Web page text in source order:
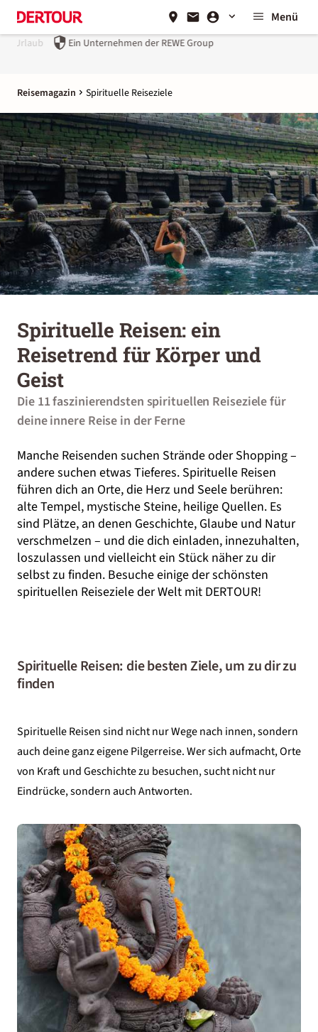
Menü
Ein Unternehmen derREWE Group
Reisemagazin Spirituelle Reiseziele
Spirituelle Reisen: ein
Reisetrend für Körper und
Geist
Die 11 faszinierendsten spirituellen Reiseziele für
deine innere Reise in der Ferne
Manche Reisenden suchen Strände oder Shopping –
andere suchen etwas Tieferes. Spirituelle Reisen
führen dich an Orte, die Herz und Seele berühren:
alte Tempel, mystische Steine, heilige Quellen. Es
sind Plätze, an denen Geschichte, Glaube und Natur
verschmelzen – und die dich einladen, innezuhalten,
loszulassen und vielleicht ein Stück näher zu dir
selbst zu finden. Besuche einige der schönsten
spirituellen Reiseziele der Welt mit DERTOUR!
Spirituelle Reisen: die besten Ziele, um zu dir zu
finden
Spirituelle Reisen sind nicht nur Wege nach innen, sondern
auch deine ganz eigene Pilgerreise. Wer sich aufmacht, Orte
von Kraft und Geschichte zu besuchen, sucht nicht nur
Eindrücke, sondern auch Antworten.